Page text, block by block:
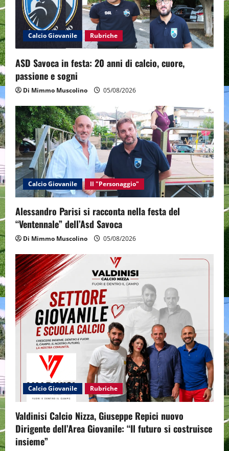
n
Calcio Giovanile Rubriche
ASD Savoca in festa: 20 anni di calcio, cuore,
passione e sogni
Di Mimmo Muscolino 05/08/2026
Calcio Giovanile Il "Personaggio"
Alessandro Parisi si racconta nella festa del
“Ventennale” dell’Asd Savoca
Di Mimmo Muscolino 05/08/2026
Calcio Giovanile Rubriche
Valdinisi Calcio Nizza, Giuseppe Repici nuovo
Dirigente dell’Area Giovanile: “Il futuro si costruisce
insieme”